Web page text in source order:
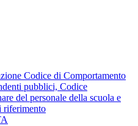
Codice di Comportamento
pubblici, Codice
del personale della scuola e
riferimento